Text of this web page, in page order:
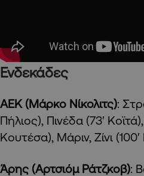
Ενδεκάδες
ΑΕΚ (Μάρκο Νίκολιτς):
Πήλιος), Πινέδα (73′
Κουτέσα), Μάριν, Ζίνι (100′
Άρης (Αρτσιόμ Ράτζκοβ):